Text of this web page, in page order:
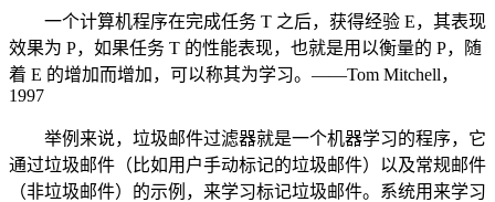
一个计算机程序在完成任务 T 之后，获得经验 E，其表现
效果为 P，如果任务 T 的性能表现，也就是用以衡量的 P，随
着 E 的增加而增加，可以称其为学习。——Tom Mitchell，
1997
举例来说，垃圾邮件过滤器就是一个机器学习的程序，它
通过垃圾邮件（比如用户手动标记的垃圾邮件）以及常规邮件
（非垃圾邮件）的示例，来学习标记垃圾邮件。系统用来学习